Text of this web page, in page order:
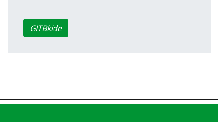
GITBkide